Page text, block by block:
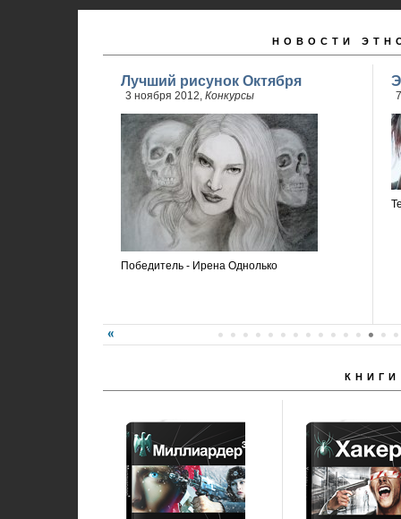
НОВОСТИ
Лучший рисунок Октября
3 ноября 2012, Конкурсы
Победитель - Ирена Однолько
КНИГИ